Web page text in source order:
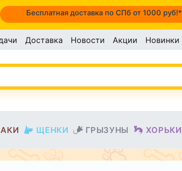
Бесплатная доставка по СПб от 1000 руб!*
Доставка Новости Акции Новинки
ЩЕНКИ ГРЫЗУНЫ ХОРЬКИ